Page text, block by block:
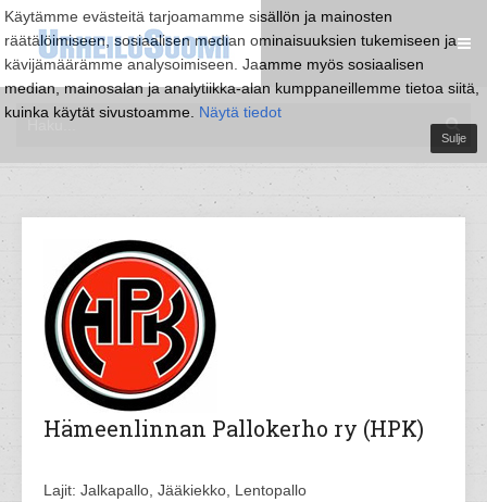
Käytämme evästeitä tarjoamamme sisällön ja mainosten
räätälöimiseen, sosiaalisen median ominaisuuksien tukemiseen ja
kävijämäärämme analysoimiseen. Jaamme myös sosiaalisen
median, mainosalan ja analytiikka-alan kumppaneillemme tietoa siitä,
kuinka käytät sivustoamme. Näytä tiedot
Sulje
Hämeenlinnan Pallokerho ry (HPK)
Lajit: Jalkapallo, Jääkiekko, Lentopallo